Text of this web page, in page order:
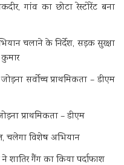
गांव का छोटा रेस्टोरेंट बना
चलाने के निर्देश, सड़क सुरक्षा
सर्वोच्च प्राथमिकता – डीएम
प्राथमिकता – डीएम
चलेगा विशेष अभियान
शातिर गैंग का किया पर्दाफाश